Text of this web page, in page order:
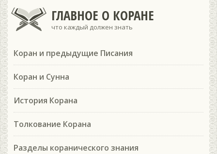
ГЛАВНОЕ О КОРАНЕ
что каждый должен знать
Коран и предыдущие Писания
Коран и Сунна
История Корана
Толкование Корана
Разделы коранического знания